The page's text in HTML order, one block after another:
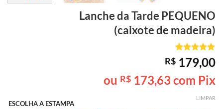
Lanche da Tarde PEQUENO
(caixote de madeira)
Avaliado
como5de
5, com
baseado em
1
de cliente
R$ 179,00
ou R$ 173,63 com Pix
ESCOLHA A ESTAMPA
LIMPAR